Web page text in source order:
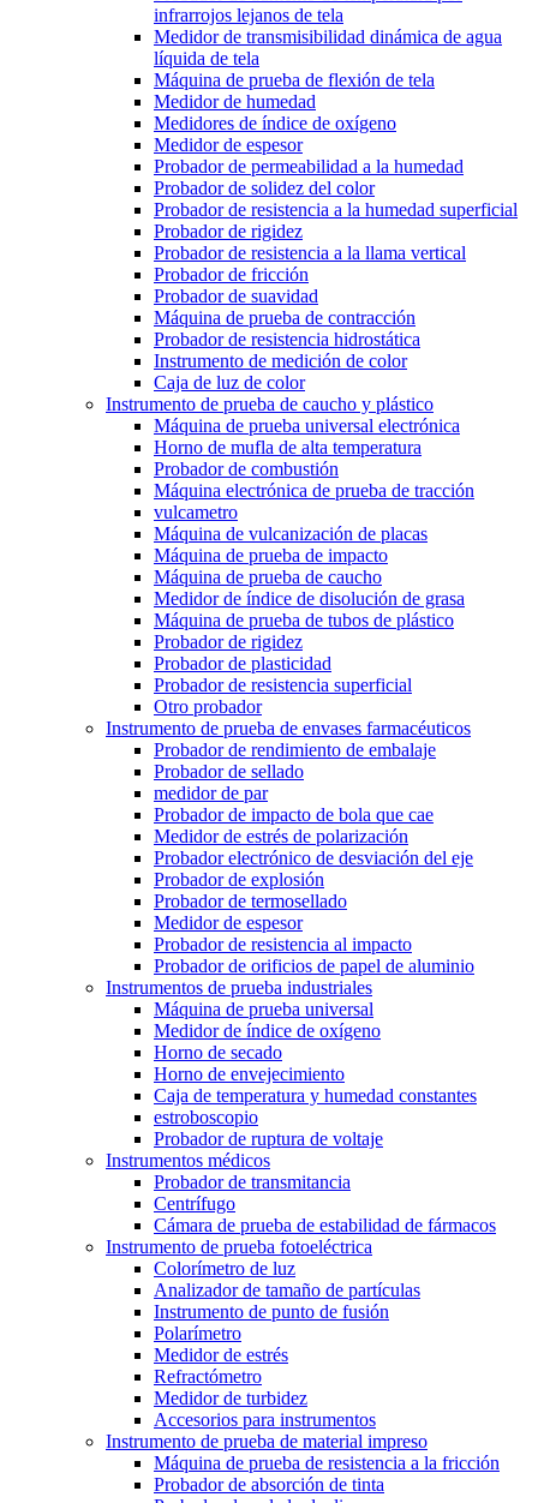
infrarrojos lejanos de tela
Medidor de transmisibilidad dinámica de agua
líquida de tela
Máquina de prueba de flexión de tela
Medidor de humedad
Medidores de índice de oxígeno
Medidor de espesor
Probador de permeabilidad a la humedad
Probador de solidez del color
Probador de resistencia a la humedad superficial
Probador de rigidez
Probador de resistencia a la llama vertical
Probador de fricción
Probador de suavidad
Máquina de prueba de contracción
Probador de resistencia hidrostática
Instrumento de medición de color
Caja de luz de color
Instrumento de prueba de caucho y plástico
Máquina de prueba universal electrónica
Horno de mufla de alta temperatura
Probador de combustión
Máquina electrónica de prueba de tracción
vulcametro
Máquina de vulcanización de placas
Máquina de prueba de impacto
Máquina de prueba de caucho
Medidor de índice de disolución de grasa
Máquina de prueba de tubos de plástico
Probador de rigidez
Probador de plasticidad
Probador de resistencia superficial
Otro probador
Instrumento de prueba de envases farmacéuticos
Probador de rendimiento de embalaje
Probador de sellado
medidor de par
Probador de impacto de bola que cae
Medidor de estrés de polarización
Probador electrónico de desviación del eje
Probador de explosión
Probador de termosellado
Medidor de espesor
Probador de resistencia al impacto
Probador de orificios de papel de aluminio
Instrumentos de prueba industriales
Máquina de prueba universal
Medidor de índice de oxígeno
Horno de secado
Horno de envejecimiento
Caja de temperatura y humedad constantes
estroboscopio
Probador de ruptura de voltaje
Instrumentos médicos
Probador de transmitancia
Centrífugo
Cámara de prueba de estabilidad de fármacos
Instrumento de prueba fotoeléctrica
Colorímetro de luz
Analizador de tamaño de partículas
Instrumento de punto de fusión
Polarímetro
Medidor de estrés
Refractómetro
Medidor de turbidez
Accesorios para instrumentos
Instrumento de prueba de material impreso
Máquina de prueba de resistencia a la fricción
Probador de absorción de tinta